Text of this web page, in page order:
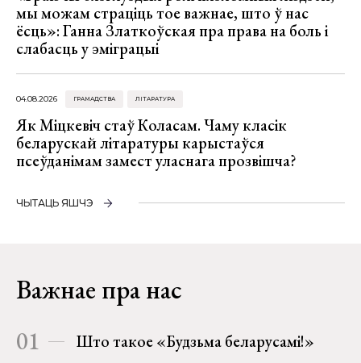
мы можам страціць тое важнае, што ў нас
ёсць»: Ганна Златкоўская пра права на боль і
слабасць у эміграцыі
04.08.2026 ГРАМАДСТВА ЛІТАРАТУРА
Як Міцкевіч стаў Коласам. Чаму класік
беларускай літаратуры карыстаўся
псеўданімам замест уласнага прозвішча?
ЧЫТАЦЬ ЯШЧЭ
Важнае пра нас
01 Што такое «Будзьма беларусамі!»